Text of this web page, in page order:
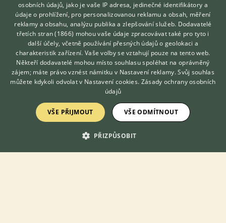
Jedná se o pozemní druh (takže ho opravdu uvidíte), který je
díky své převážně klidné povaze vhodný i pro začínající
chovatele. Odpustí spoustu začátečnických chyb. Většinu času
tráví na povrchu nebo...
Hledáte zvířecího kamaráda?
Zdarma vám poradí
VETERINÁŘ ONLINE
KONZULTOVAT S
VETERINÁŘEM
osobních údajů, jako je vaše IP adresa, jedinečné identifikátory a
údaje o prohlížení, pro personalizovanou reklamu a obsah, měření
reklamy a obsahu, analýzu publika a zlepšování služeb. Dodavatelé
třetích stran (1866) mohou vaše údaje zpracovávat také pro tyto i
další účely, včetně používání přesných údajů o geolokaci a
charakteristik zařízení. Vaše volby se vztahují pouze na tento web.
Někteří dodavatelé mohou místo souhlasu spoléhat na oprávněný
zájem; máte právo vznést námitku v Nastavení reklamy. Svůj souhlas
můžete kdykoli odvolat v Nastavení cookies. Zásady ochrany osobních
údajů
VŠE PŘIJMOUT VŠE ODMÍTNOUT
PŘIZPŮSOBIT